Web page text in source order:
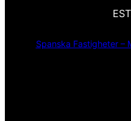
Spanska Fastigheter –